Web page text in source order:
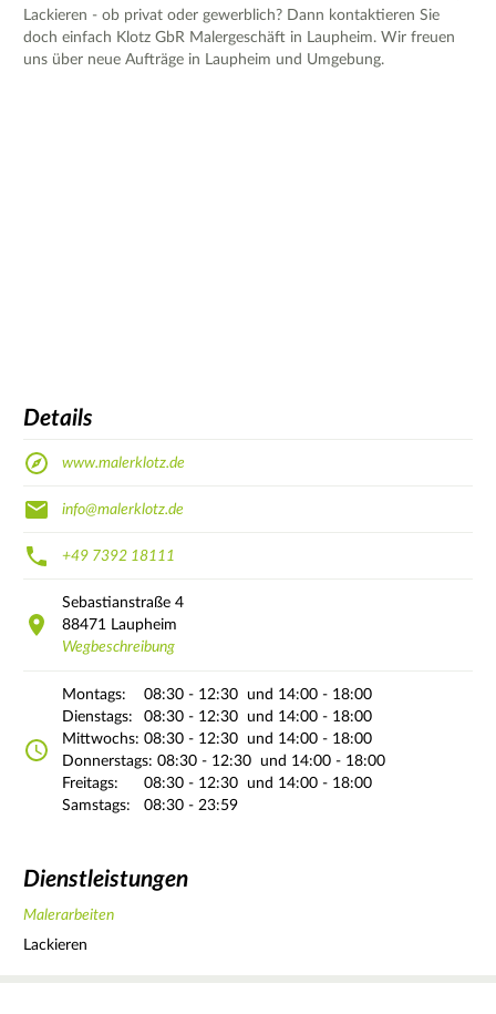
Lackieren - ob privat oder gewerblich? Dann kontaktieren Sie
doch einfach Klotz GbR Malergeschäft in Laupheim. Wir freuen
uns über neue Aufträge in Laupheim und Umgebung.
Details
www.malerklotz.de
info@malerklotz.de
+49 7392 18111
Sebastianstraße 4
88471
Laupheim
Wegbeschreibung
Montags: 08:30 - 12:30
und 14:00 - 18:00
Dienstags:
08:30 - 12:30
und 14:00 - 18:00
Mittwochs: 08:30 - 12:30
und 14:00 - 18:00
Donnerstags: 08:30 - 12:30
und 14:00 - 18:00
Freitags:
08:30 - 12:30
und 14:00 - 18:00
Samstags:
08:30 - 23:59
Dienstleistungen
Malerarbeiten
Lackieren